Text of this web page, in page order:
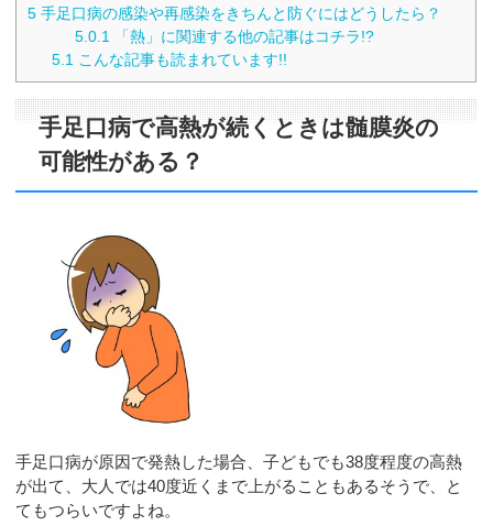
5 手足口病の感染や再感染をきちんと防ぐにはどうしたら？
5.0.1
「熱」に関連する他の記事はコチラ!?
5.1 こんな記事も読まれています!!
手足口病で高熱が続くときは髄膜炎の
可能性がある？
手足口病が原因で発熱した場合、子どもでも38度程度の高熱
が出て、大人では40度近くまで上がることもあるそうで、と
てもつらいですよね。